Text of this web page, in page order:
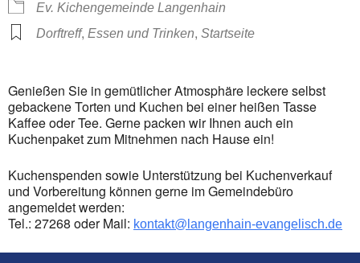
Ev. Kichengemeinde Langenhain
Dorftreff, Essen und Trinken, Startseite
Genießen Sie in gemütlicher Atmosphäre leckere selbst
gebackene Torten und Kuchen bei einer heißen Tasse
Kaffee oder Tee. Gerne packen wir Ihnen auch ein
Kuchenpaket zum Mitnehmen nach Hause ein!
Kuchenspenden sowie Unterstützung bei Kuchenverkauf
und Vorbereitung können gerne im Gemeindebüro
angemeldet werden:
Tel.: 27268 oder Mail: kontakt@langenhain-evangelisch.de